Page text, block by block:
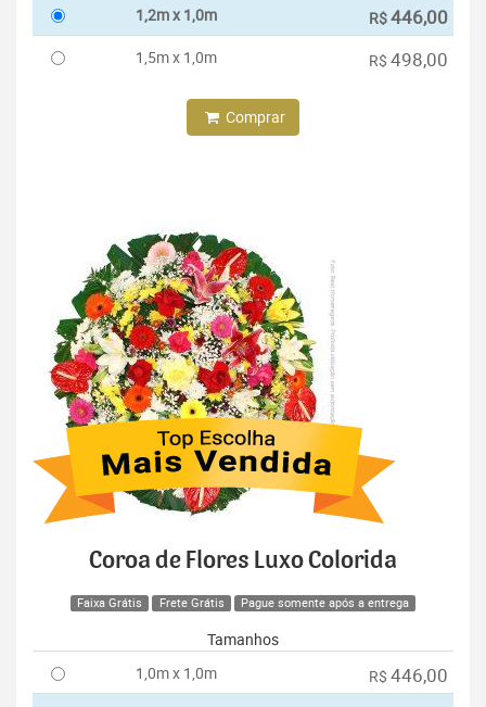
1,2m x 1,0m R$446,00
1,5m x 1,0m R$ 498,00
Comprar
Coroa de Flores Luxo Colorida
Faixa Grátis Frete Grátis Pague somente após a entrega
Tamanhos
1,0m x 1,0m
R$ 446,00